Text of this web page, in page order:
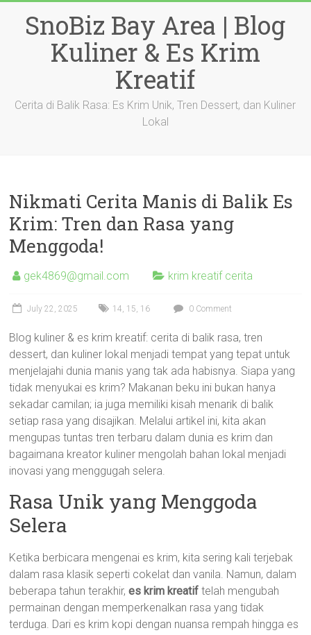
contentSnoBiz Bay Area | Blog
Kuliner & Es Krim
Kreatif
Cerita di Balik Rasa: Es Krim Unik, Tren Dessert, dan Kuliner
Lokal
Nikmati Cerita Manis di Balik Es
Krim: Tren dan Rasa yang
Menggoda!
gek4869@gmail.com krim kreatif cerita
July 22, 2025 14, 15, 16 0 Comment
Blog kuliner & es krim kreatif: cerita di balik rasa, tren
dessert, dan kuliner lokal menjadi tempat yang tepat untuk
menjelajahi dunia manis yang tak ada habisnya. Siapa yang
tidak menyukai es krim? Makanan beku ini bukan hanya
sekadar camilan; ia juga memiliki kisah menarik di balik
setiap rasa yang disajikan. Melalui artikel ini, kita akan
mengupas tuntas tren terbaru dalam dunia es krim dan
bagaimana kreator kuliner mengolah bahan lokal menjadi
inovasi yang menggugah selera.
Rasa Unik yang Menggoda
Selera
Ketika berbicara mengenai es krim, kita sering kali terjebak
dalam rasa klasik seperti cokelat dan vanila. Namun, dalam
beberapa tahun terakhir,es krim kreatif telah mengubah
permainan dengan memperkenalkan rasa yang tidak
terduga. Dari es krim kopi dengan nuansa rempah hingga es